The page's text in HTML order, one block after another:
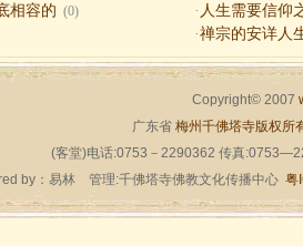
相容的 (0) · 人生需要信仰
·禅宗的安详人
Copyright© 2007
广东省 梅州千佛塔寺版权所
(客堂)电话:0753－2290362 传真
by： 易林管理:千佛塔寺佛教文化传播中心 粤